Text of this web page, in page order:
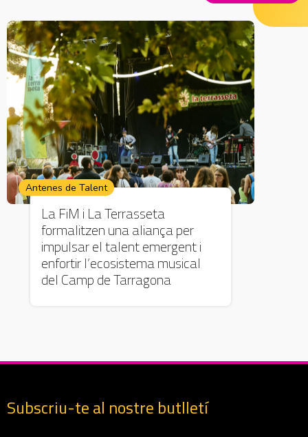
Antenes de Talent
La FiM i La Terrasseta
formalitzen una aliança per
impulsar el talent emergent i
enfortir l’ecosistema musical
del Camp de Tarragona
Subscriu-te al nostre butlletí